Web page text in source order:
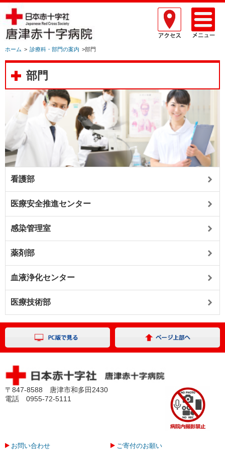
ホーム > 診療科・部門の案内 >部門
部門
看護部
医療安全推進センター
感染管理室
薬剤部
血液浄化センター
医療技術部
〒847-8588 唐津市和多田2430
電話 0955-72-5111
お問い合わせ ご寄付のお願い